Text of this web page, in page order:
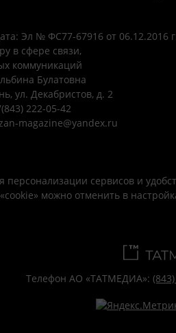
Эл № ФС77-67916 от 06.12.2016
в сфере связи,
коммуникаций
Булатовна
ул. Декабристов, д. 2
222-05-42
magazine@yandex.ru
персонализации сервисов и
можно отменить в
Телефон АО «ТАТМЕДИА»: